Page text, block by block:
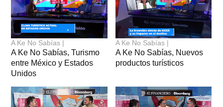
A Ke No Sabías |
A Ke No Sabías, Turismo
entre México y Estados
Unidos
A Ke No Sabías |
A Ke No Sabías, Nuevos
productos turísticos